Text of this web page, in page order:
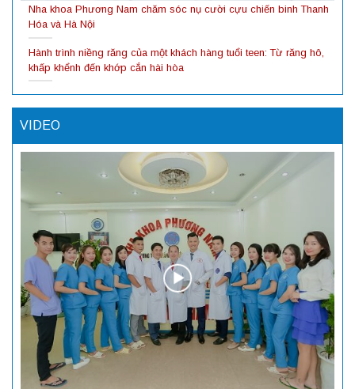
Nha khoa Phương Nam chăm sóc nụ cười cựu chiến binh Thanh
Hóa và Hà Nội
Hành trình niềng răng của một khách hàng tuổi teen: Từ răng hô,
khấp khểnh đến khớp cắn hài hòa
VIDEO